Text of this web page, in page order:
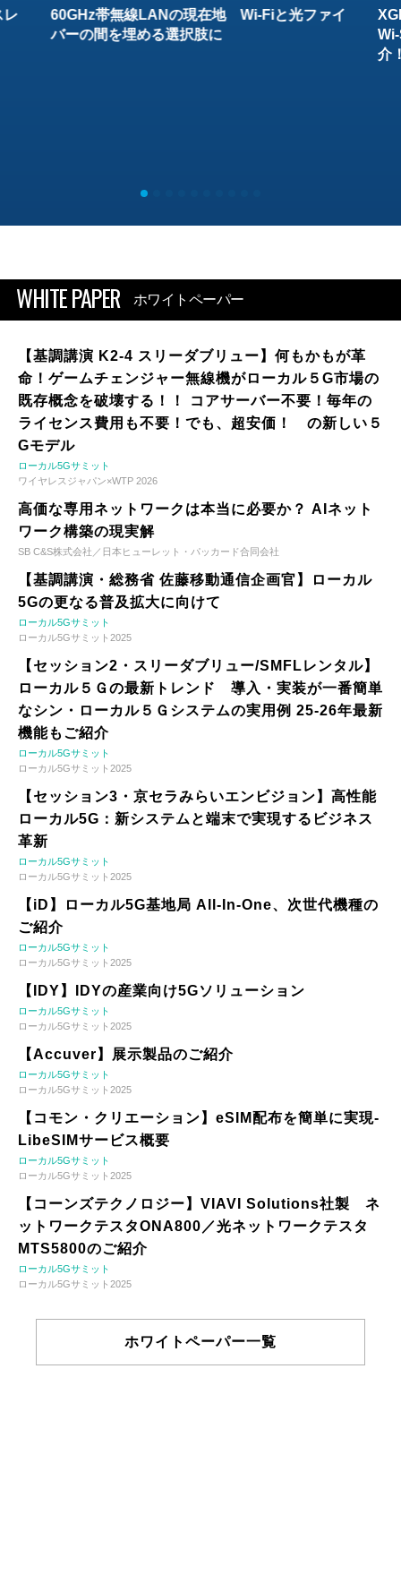
レ
60GHz帯無線LANの現在地 Wi-Fiと光ファイ
バーの間を埋める選択肢に
介
WHITE PAPER ホワイトペーパー
【基調講演 K2-4 スリーダブリュー】何もかもが革
命！ゲームチェンジャー無線機がローカル５G市場の
既存概念を破壊する！！ コアサーバー不要！毎年の
ライセンス費用も不要！でも、超安価！ の新しい５
Gモデル
ローカル5Gサミット
ワイヤレスジャパン×WTP 2026
高価な専用ネットワークは本当に必要か？ AIネット
ワーク構築の現実解
SB C&S株式会社／日本ヒューレット・パッカード合同会社
【基調講演・総務省 佐藤移動通信企画官】ローカル
5Gの更なる普及拡大に向けて
ローカル5Gサミット
ローカル5Gサミット2025
【セッション2・スリーダブリュー/SMFLレンタル】
ローカル５Ｇの最新トレンド 導入・実装が一番簡単
なシン・ローカル５Ｇシステムの実用例 25-26年最新
機能もご紹介
ローカル5Gサミット
ローカル5Gサミット2025
【セッション3・京セラみらいエンビジョン】高性能
ローカル5G：新システムと端末で実現するビジネス
革新
ローカル5Gサミット
ローカル5Gサミット2025
【iD】ローカル5G基地局 All-In-One、次世代機種の
ご紹介
ローカル5Gサミット
ローカル5Gサミット2025
【IDY】IDYの産業向け5Gソリューション
ローカル5Gサミット
ローカル5Gサミット2025
【Accuver】展示製品のご紹介
ローカル5Gサミット
ローカル5Gサミット2025
【コモン・クリエーション】eSIM配布を簡単に実現-
LibeSIMサービス概要
ローカル5Gサミット
ローカル5Gサミット2025
【コーンズテクノロジー】VIAVI Solutions社製 ネ
ットワークテスタONA800／光ネットワークテスタ
MTS5800のご紹介
ローカル5Gサミット
ローカル5Gサミット2025
ホワイトペーパー一覧